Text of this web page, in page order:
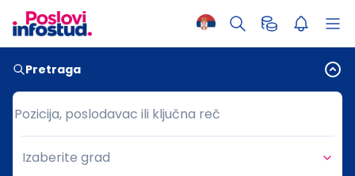
Pretraga
Pozicija, poslodavac ili ključna reč
Pozicija, poslodavac ili ključna reč
Grad
Izaberite grad